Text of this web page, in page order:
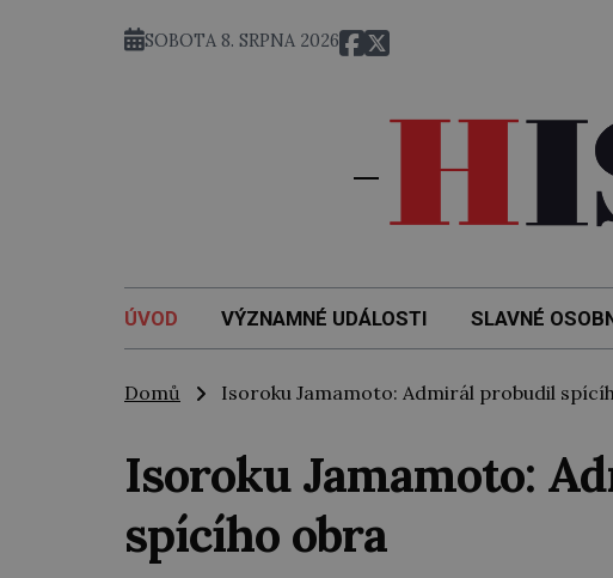
SOBOTA 8. SRPNA 2026
ÚVOD VÝZNAMNÉ UDÁLOSTI SLAVNÉ
Domů Isoroku Jamamoto: Admirál probudil
Isoroku Jamamoto:
spícího obra